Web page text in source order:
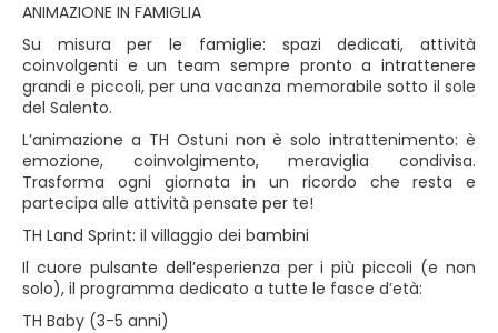
ANIMAZIONE IN FAMIGLIA
Su misura per le famiglie: spazi dedicati, attività
coinvolgenti e un team sempre pronto a intrattenere
grandi e piccoli, per una vacanza memorabile sotto il sole
del Salento.
L’animazione a TH Ostuni non è solo intrattenimento: è
emozione, coinvolgimento, meraviglia condivisa.
Trasforma ogni giornata in un ricordo che resta e
partecipa alle attività pensate per te!
TH Land Sprint: il villaggio dei bambini
Il cuore pulsante dell’esperienza per i più piccoli (e non
solo), il programma dedicato a tutte le fasce d’età:
TH Baby (3-5 anni)